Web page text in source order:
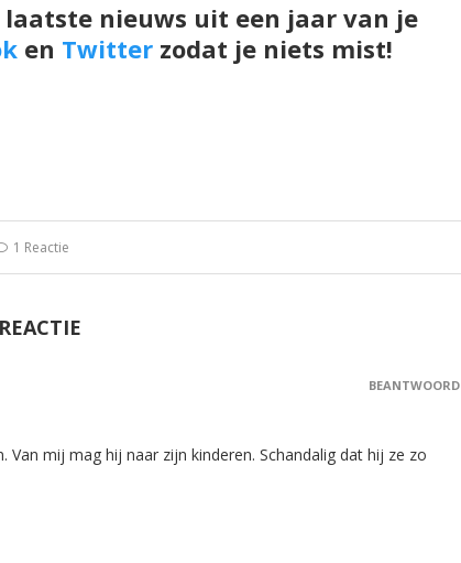
nieuws uit een jaar van je
en Twitterzodat je niets mist!
1 Reactie
Van mij mag hij naar zijn kinderen. Schandalig dat hij ze zo
BEANTWOORD